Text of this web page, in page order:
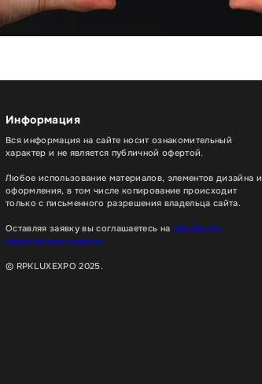
Информация
Вся информация на сайте носит ознакомительный
характер и не является публичной офертой.
Любое использование материалов, элементов дизайна и
оформления, в том числе копирование происходит
только с письменного разрешения владельца сайта.
Оставляя заявку вы соглашаетесь на обработку
персональных данных
© RPKLUXEXPO 2025.